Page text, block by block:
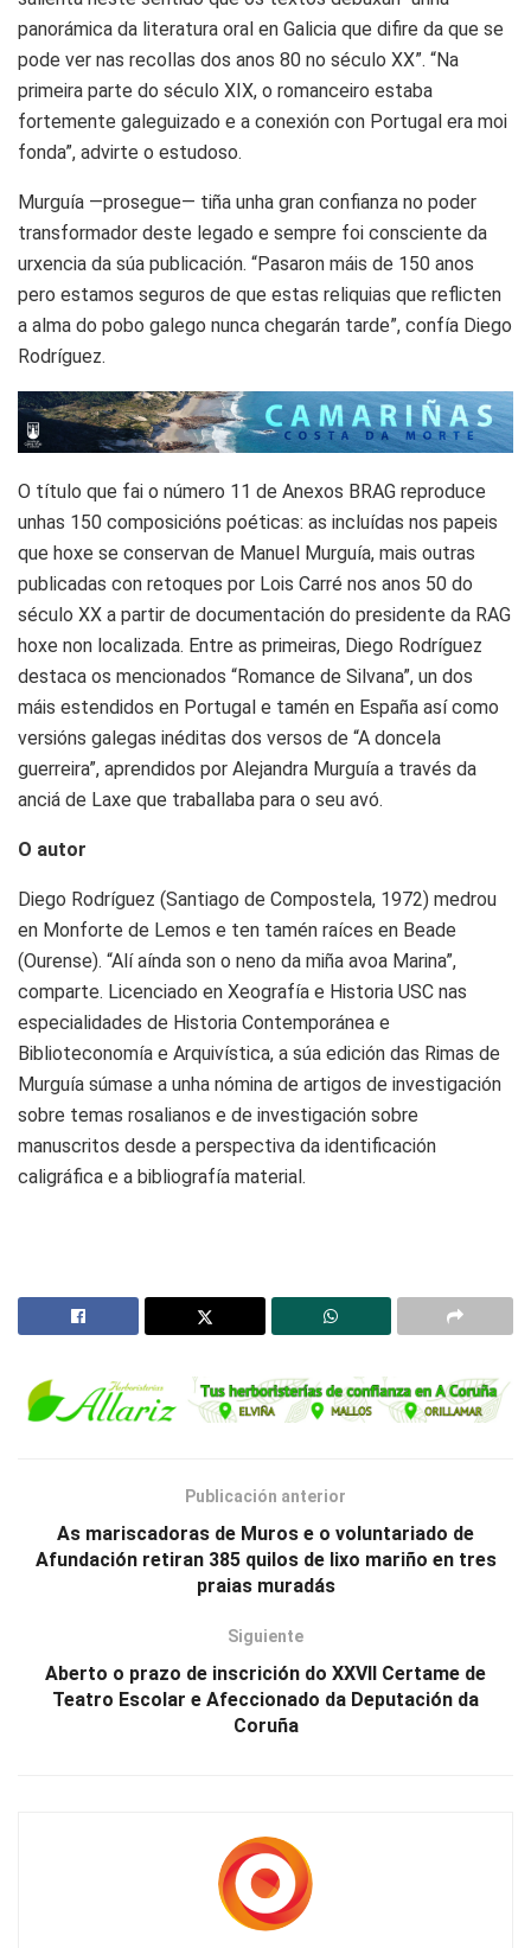
panorámica da literatura oral en Galicia que difire da que se
pode ver nas recollas dos anos 80 no século XX”. “Na
primeira parte do século XIX, o romanceiro estaba
fortemente galeguizado e a conexión con Portugal era moi
fonda”, advirte o estudoso.
Murguía ―prosegue― tiña unha gran confianza no poder
transformador deste legado e sempre foi consciente da
urxencia da súa publicación. “Pasaron máis de 150 anos
pero estamos seguros de que estas reliquias que reflicten
a alma do pobo galego nunca chegarán tarde”, confía Diego
Rodríguez.
O título que fai o número 11 de Anexos BRAG reproduce
unhas 150 composicións poéticas: as incluídas nos papeis
que hoxe se conservan de Manuel Murguía, mais outras
publicadas con retoques por Lois Carré nos anos 50 do
século XX a partir de documentación do presidente da RAG
hoxe non localizada. Entre as primeiras, Diego Rodríguez
destaca os mencionados “Romance de Silvana”, un dos
máis estendidos en Portugal e tamén en España así como
versións galegas inéditas dos versos de “A doncela
guerreira”, aprendidos por Alejandra Murguía a través da
anciá de Laxe que traballaba para o seu avó.
O autor
Diego Rodríguez (Santiago de Compostela, 1972) medrou
en Monforte de Lemos e ten tamén raíces en Beade
(Ourense). “Alí aínda son o neno da miña avoa Marina”,
comparte. Licenciado en Xeografía e Historia USC nas
especialidades de Historia Contemporánea e
Biblioteconomía e Arquivística, a súa edición das Rimas de
Murguía súmase a unha nómina de artigos de investigación
sobre temas rosalianos e de investigación sobre
manuscritos desde a perspectiva da identificación
caligráfica e a bibliografía material.
Publicación anterior
As mariscadoras de Muros e o voluntariado de
Afundación retiran 385 quilos de lixo mariño en tres
praias muradás
Siguiente
Aberto o prazo de inscrición do XXVII Certame de
Teatro Escolar e Afeccionado da Deputación da
Coruña